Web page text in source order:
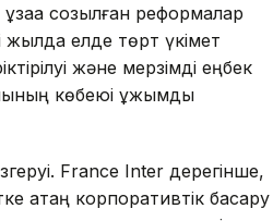
созылған реформалар
жылда елде төрт үкімет
және мерзімді еңбек
көбеюі ұжымдық
France Inter дерегінше,
қатаң корпоративтік басқару